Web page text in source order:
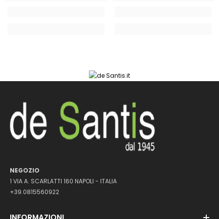
NEGOZIO
1 VIA A. SCARLATTI 160 NAPOLI - ITALIA
+39.0815560922